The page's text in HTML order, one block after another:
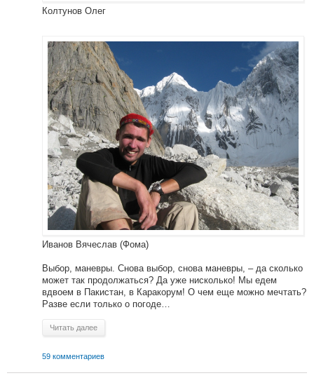
Колтунов Олег
Иванов Вячеслав (Фома)
Выбор, маневры. Снова выбор, снова маневры, – да сколько
может так продолжаться? Да уже нисколько! Мы едем
вдвоем в Пакистан, в Каракорум! О чем еще можно мечтать?
Разве если только о погоде…
Читать далее
59 комментариев